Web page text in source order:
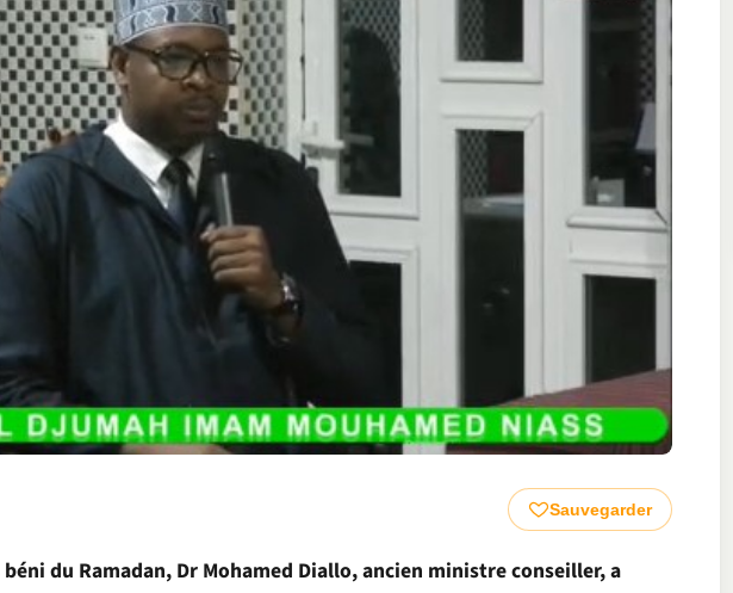
Sauvegarder
du Ramadan, Dr Mohamed Diallo, ancien ministre conseiller, a